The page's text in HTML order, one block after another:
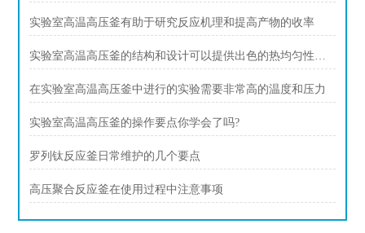
实验室高温高压釜有助于研究反应机理和提高产物的收率
实验室高温高压釜的结构和设计可以提供出色的热均匀性和压力稳定性
在实验室高温高压釜中进行的实验需要非常高的温度和压力
实验室高温高压釜的操作要点你学会了吗?
罗列钛反应釜日常维护的几个要点
高压聚合反应釜在使用过程中注意事项